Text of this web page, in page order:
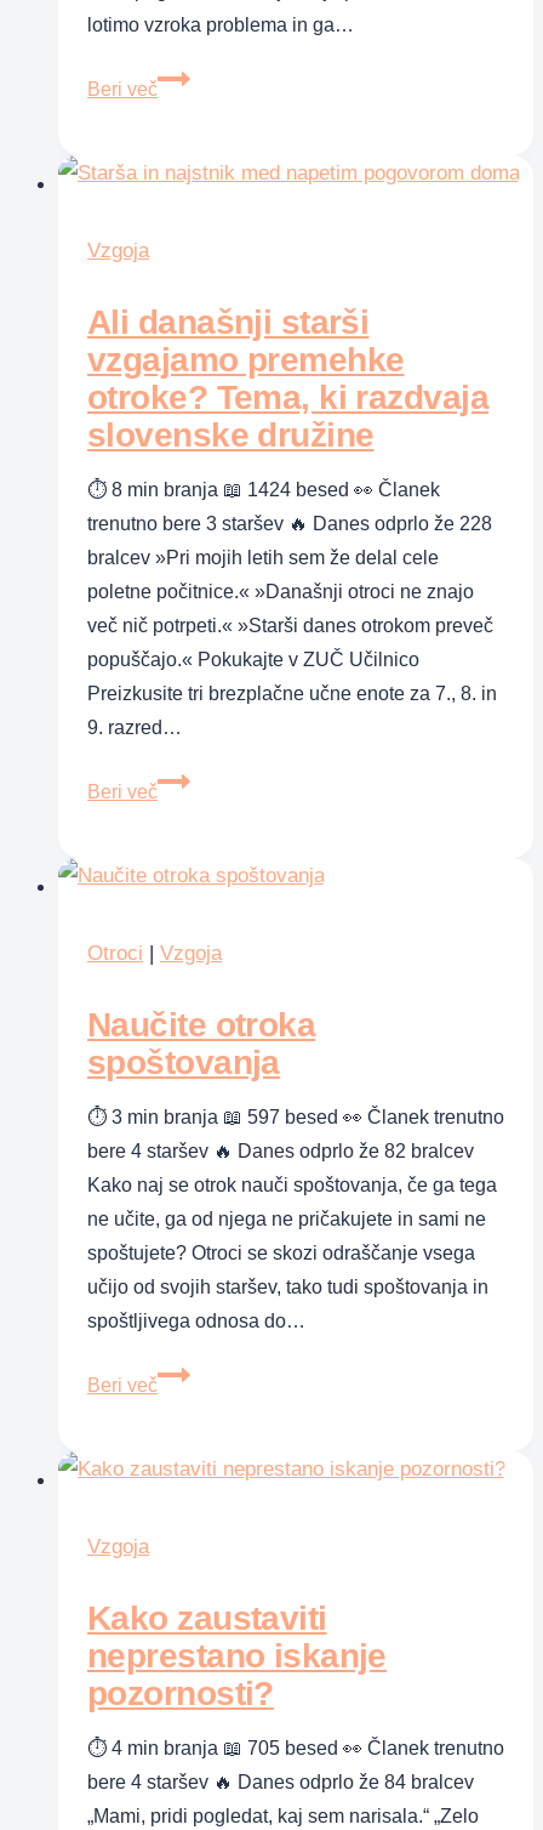
lotimo vzroka problema in ga…
Beri več
Ne
10
jeznega
otroka
Vzgoja
Ali današnji starši
vzgajamo premehke
otroke? Tema, ki razdvaja
slovenske družine
⏱ 8 min branja 📖 1424 besed 👀 Članek
trenutno bere 3 staršev 🔥 Danes odprlo že 228
bralcev »Pri mojih letih sem že delal cele
poletne počitnice.« »Današnji otroci ne znajo
več nič potrpeti.« »Starši danes otrokom preveč
popuščajo.« Pokukajte v ZUČ Učilnico
Preizkusite tri brezplačne učne enote za 7., 8. in
9. razred…
Beri več
Ali
vzgajamo
otroke?
ki
razdvaja
slovenske
družine
Otroci | Vzgoja
Naučite otroka
spoštovanja
⏱ 3 min branja 📖 597 besed 👀 Članek trenutno
bere 4 staršev 🔥 Danes odprlo že 82 bralcev
Kako naj se otrok nauči spoštovanja, če ga tega
ne učite, ga od njega ne pričakujete in sami ne
spoštujete? Otroci se skozi odraščanje vsega
učijo od svojih staršev, tako tudi spoštovanja in
spoštljivega odnosa do…
Beri več
Naučite
Vzgoja
Kako zaustaviti
neprestano iskanje
pozornosti?
⏱ 4 min branja 📖 705 besed 👀 Članek trenutno
bere 4 staršev 🔥 Danes odprlo že 84 bralcev
„Mami, pridi pogledat, kaj sem narisala.“ „Zelo